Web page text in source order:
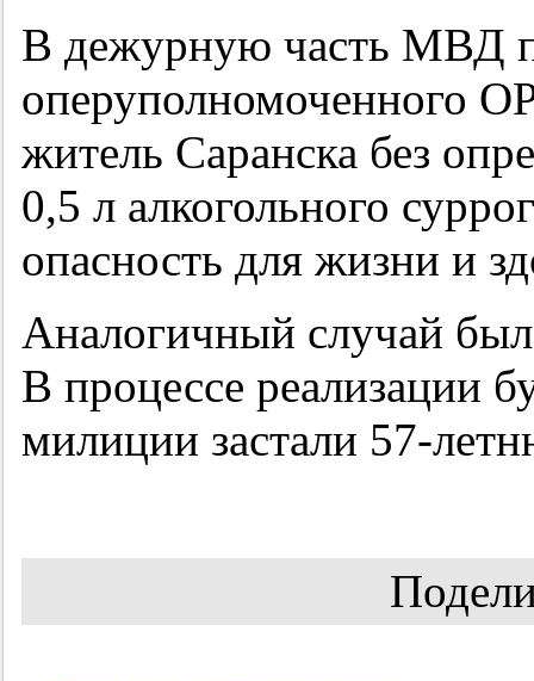
В дежурную часть МВД
оперуполномоченного
житель Саранска без
0,5 л алкогольного
опасность для жизни и
Аналогичный случай
В процессе реализации
милиции застали 57-